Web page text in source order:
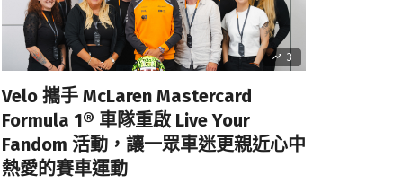
3
Velo 攜手 McLaren Mastercard
Formula 1® 車隊重啟 Live Your
Fandom 活動，讓一眾車迷更親近心中
熱愛的賽車運動